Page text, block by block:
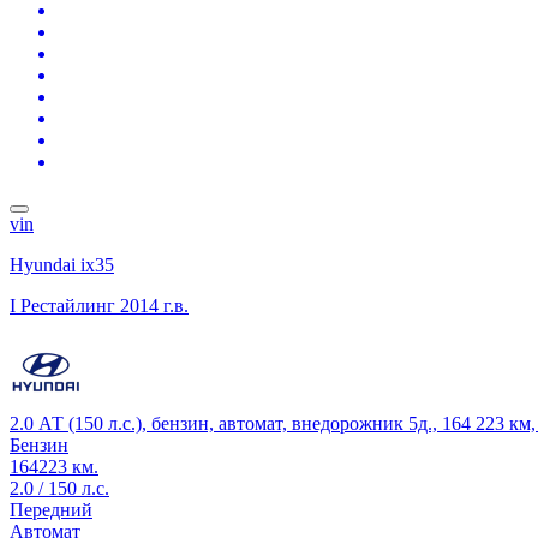
vin
Hyundai ix35
I Рестайлинг 2014 г.в.
2.0 АТ (150 л.с.), бензин, автомат, внедорожник 5д., 164 223
Бензин
164223 км.
2.0 / 150 л.с.
Передний
Автомат